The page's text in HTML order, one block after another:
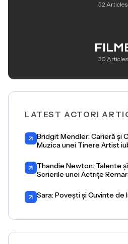
52 Articles
30 Articles
LATEST ACTORI
Bridgit Mendler: Carieră și
Muzica unei Tinere Artist
Thandie Newton: Talente
Scrierile unei Actrițe
Sara: Povești și Cuvinte de